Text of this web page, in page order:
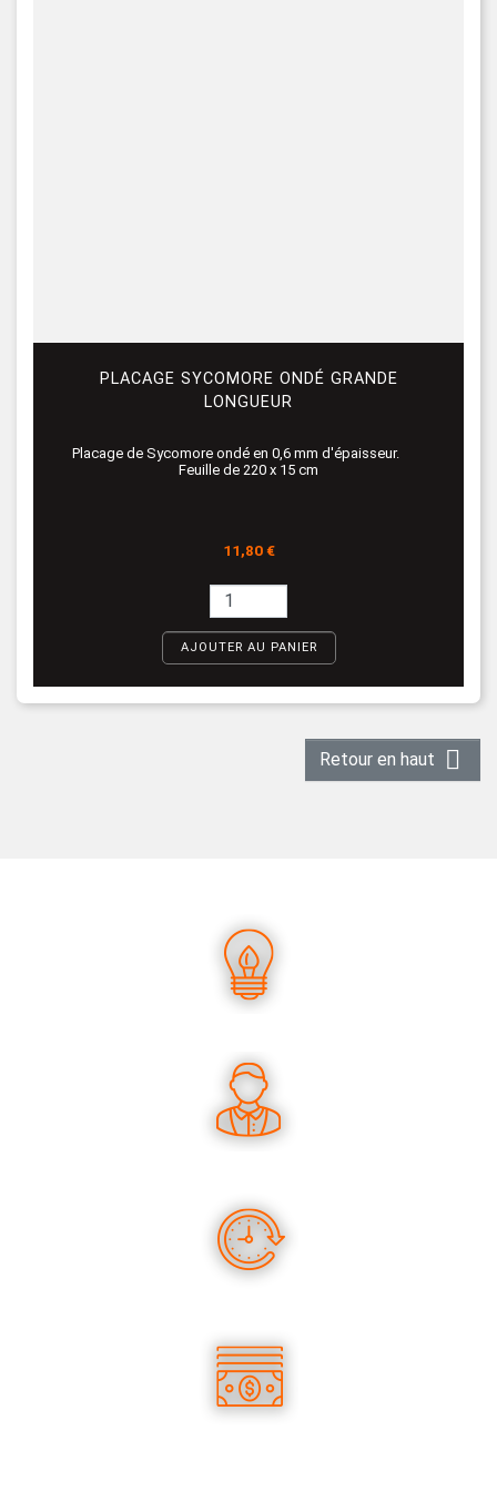
PLACAGE SYCOMORE ONDÉ GRANDE
LONGUEUR
Placage de Sycomore ondé en 0,6 mm d'épaisseur.
Feuille de 220 x 15 cm
Prix
11,80 €
AJOUTER AU PANIER
Retour en haut 